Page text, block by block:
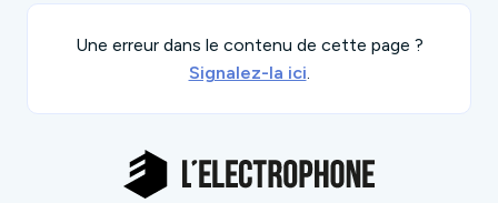
Une erreur dans le contenu de cette page ?
Signalez-la ici.